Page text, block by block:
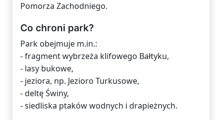
Pomorza Zachodniego.
Co chroni park?
Park obejmuje m.in.:
- fragment wybrzeża klifowego Bałtyku,
- lasy bukowe,
- jeziora, np. Jezioro Turkusowe,
- deltę Świny,
- siedliska ptaków wodnych i drapieżnych.